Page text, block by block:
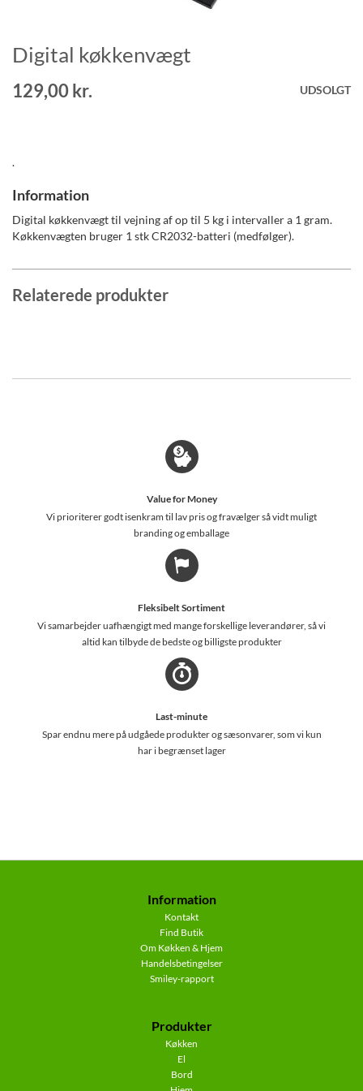
Gå
til
starten
af
Digital køkkenvægt
129,00 kr. UDSOLGT
.
Information
Digital køkkenvægt til vejning af op til 5 kg i intervaller a 1 gram.
Køkkenvægten bruger 1 stk CR2032-batteri (medfølger).
Relaterede produkter
Value for Money
Vi prioriterer godt isenkram til lav pris og fravælger så vidt muligt
branding og emballage
Fleksibelt Sortiment
Vi samarbejder uafhængigt med mange forskellige leverandører, så vi
altid kan tilbyde de bedste og billigste produkter
Last-minute
Spar endnu mere på udgåede produkter og sæsonvarer, som vi kun
har i begrænset lager
Information
Kontakt
Find Butik
Om Køkken & Hjem
Handelsbetingelser
Smiley-rapport
Produkter
Køkken
El
Bord